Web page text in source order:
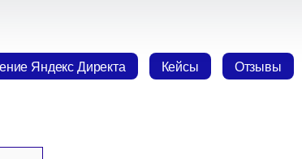
Яндекс Директа Кейсы Отзывы